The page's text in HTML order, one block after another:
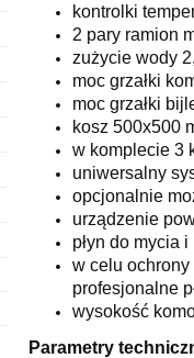
kontrolki
2 pary ramion
zużycie wody
moc grzałki
moc grzałki
kosz 500x500
w komplecie 3
uniwersalny
opcjonalnie
urządzenie
płyn do mycia
w celu
profesjonalne
wysokość
Parametry